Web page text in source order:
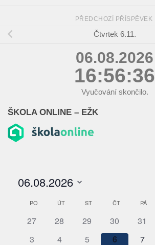
PŘEDCHOZÍ PŘÍSPĚVEK
Čtvrtek 6.11.
06.08.2026
16:56:37
Vyučování skončilo.
ŠKOLA ONLINE – EŽK